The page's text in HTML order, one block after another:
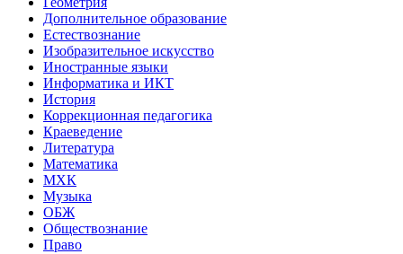
Дополнительное образование
Естествознание
Изобразительное искусство
Иностранные языки
Информатика и ИКТ
История
Коррекционная педагогика
Краеведение
Литература
Математика
МХК
Музыка
ОБЖ
Обществознание
Право